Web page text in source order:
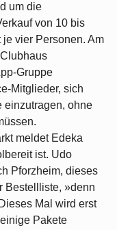
um die
von 10 bis
vier Personen. Am
Gruppe
Mitglieder, sich
einzutragen, ohne
meldet Edeka
ist. Udo
Pforzheim, dieses
Bestellliste, »denn
Mal wird erst
Pakete